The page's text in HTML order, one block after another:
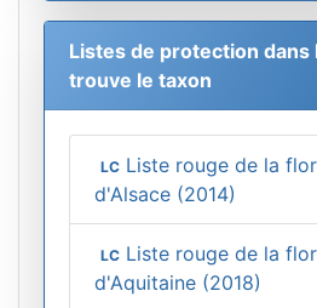
Listes de protection dans
trouve le taxon
LC Liste rouge de la
d'Alsace (2014)
LC Liste rouge de la
d'Aquitaine (2018)